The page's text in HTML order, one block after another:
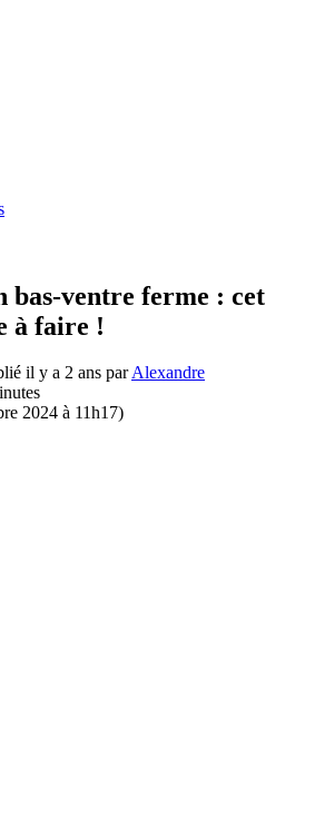
bas-ventre ferme : cet
à faire !
il y a 2 ans parAlexandre
2024 à 11h17)